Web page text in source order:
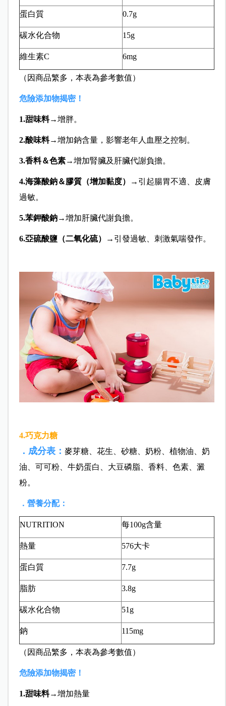
蛋白質 0.7g
碳水化合物 15g
維生素C 6mg
（因商品繁多，本表為參考數值）
危險添加物揭密！
1.甜味料→增胖。
2.酸味料→增加鈉含量，影響老年人血壓之控制。
3.香料＆色素→增加腎臟及肝臟代謝負擔。
4.海藻酸鈉＆膠質（增加黏度）
→引起腸胃不適、皮膚
過敏。
5.苯鉀酸鈉→增加肝臟代謝負擔。
6.亞硫酸鹽（二氧化硫） →引發過敏、刺激氣喘發作。
4.巧克力糖
．成分表： 麥芽糖、花生、砂糖、奶粉、植物油、奶
油、可可粉、牛奶蛋白、大豆磷脂、香料、色素、澱
粉。
．營養分配：
NUTRITION 每100g含量
熱量 576大卡
蛋白質 7.7g
脂肪 3.8g
碳水化合物 51g
鈉 115mg
（因商品繁多，本表為參考數值）
危險添加物揭密！
1.甜味料→增加熱量